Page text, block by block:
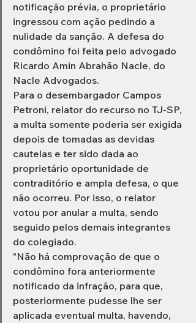
notificação prévia, o proprietário
ingressou com ação pedindo a
nulidade da sanção. A defesa do
condômino foi feita pelo advogado
Ricardo Amin Abrahão Nacle, do
Nacle Advogados.
Para o desembargador Campos
Petroni, relator do recurso no TJ-SP,
a multa somente poderia ser exigida
depois de tomadas as devidas
cautelas e ter sido dada ao
proprietário oportunidade de
contraditório e ampla defesa, o que
não ocorreu. Por isso, o relator
votou por anular a multa, sendo
seguido pelos demais integrantes
do colegiado.
"Não há comprovação de que o
condômino fora anteriormente
notificado da infração, para que,
posteriormente pudesse lhe ser
aplicada eventual multa, havendo,